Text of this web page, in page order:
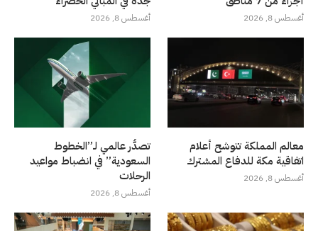
أغسطس 8, 2026 أغسطس 8, 2026
معالم المملكة تتوشح أعلام
اتفاقية مكة للدفاع المشترك
أغسطس 8, 2026
تصدُّر عالمي لـ”الخطوط
السعودية” في انضباط مواعيد
الرحلات
أغسطس 8, 2026